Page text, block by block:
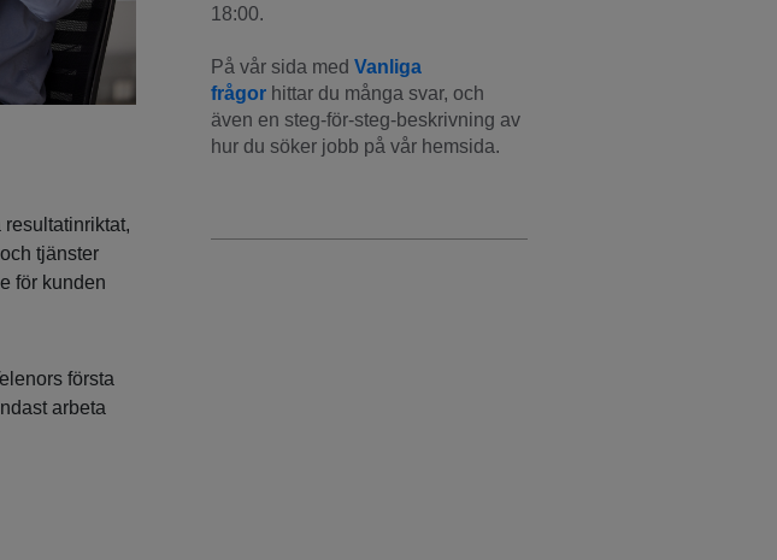
resultatinriktat,
tjänster
för kunden
första
arbeta
18:00.
På vår sida med Vanliga
frågor hittar du många svar, och
även en steg-för-steg-beskrivning av
hur du söker jobb på vår hemsida.